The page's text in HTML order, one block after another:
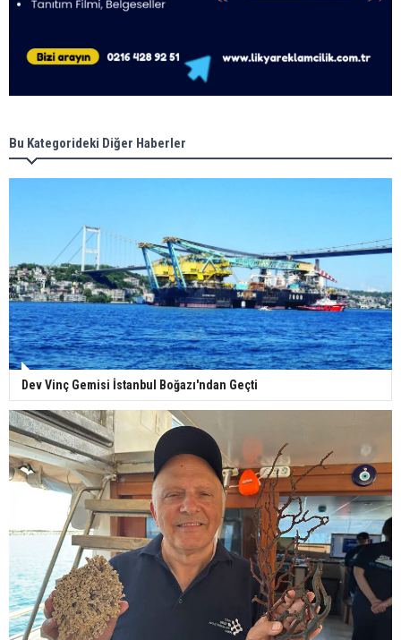
Bu Kategorideki Diğer Haberler
Dev Vinç Gemisi İstanbul Boğazı'ndan Geçti